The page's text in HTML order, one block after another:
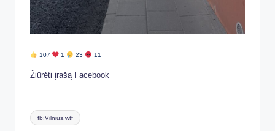
107 1 23 11
Žiūrėti įrašą Facebook
Tags:
fb:Vilnius.wtf